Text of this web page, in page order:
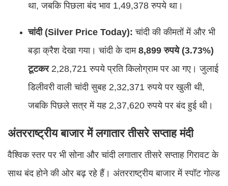
था, जबकि पिछला बंद भाव 1,49,378 रुपये था।
चांदी (Silver Price Today): चांदी की कीमतों में और भी
बड़ा क्रैश देखा गया। चांदी के दाम 8,899 रुपये (3.73%)
टूटकर2,28,721 रुपये प्रति किलोग्राम पर आ गए। जुलाई
डिलीवरी वाली चांदी सुबह 2,32,371 रुपये पर खुली थी,
जबकि पिछले सत्र में यह 2,37,620 रुपये पर बंद हुई थी।
अंतरराष्ट्रीय बाजार में लगातार तीसरे सप्ताह मंदी
वैश्विक स्तर पर भी सोना और चांदी लगातार तीसरे सप्ताह गिरावट के
साथ बंद होने की ओर बढ़ रहे हैं। अंतरराष्ट्रीय बाजार में स्पॉट गोल्ड